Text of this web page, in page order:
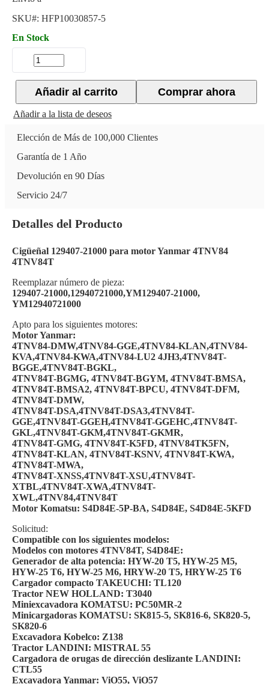
SKU#: HFP10030857-5
En Stock
Comprar ahora
Añadir al carrito
Añadir a la lista de deseos
Elección de Más de 100,000 Clientes
Garantía de 1 Año
Devolución en 90 Días
Servicio 24/7
Detalles del Producto
Cigüeñal 129407-21000 para motor Yanmar 4TNV84
4TNV84T
Reemplazar número de pieza:
129407-21000,12940721000,YM129407-21000,
YM12940721000
Apto para los siguientes motores:
Motor Yanmar:
4TNV84-DMW,4TNV84-GGE,4TNV84-KLAN,4TNV84-
KVA,4TNV84-KWA,4TNV84-LU2 4JH3,4TNV84T-
BGGE,4TNV84T-BGKL,
4TNV84T-BGMG, 4TNV84T-BGYM, 4TNV84T-BMSA,
4TNV84T-BMSA2, 4TNV84T-BPCU, 4TNV84T-DFM,
4TNV84T-DMW,
4TNV84T-DSA,4TNV84T-DSA3,4TNV84T-
GGE,4TNV84T-GGEH,4TNV84T-GGEHC,4TNV84T-
GKL,4TNV84T-GKM,4TNV84T-GKMR,
4TNV84T-GMG, 4TNV84T-K5FD, 4TNV84TK5FN,
4TNV84T-KLAN, 4TNV84T-KSNV, 4TNV84T-KWA,
4TNV84T-MWA,
4TNV84T-XNSS,4TNV84T-XSU,4TNV84T-
XTBL,4TNV84T-XWA,4TNV84T-
XWL,4TNV84,4TNV84T
Motor Komatsu: S4D84E-5P-BA, S4D84E, S4D84E-5KFD
Solicitud:
Compatible con los siguientes modelos:
Modelos con motores 4TNV84T, S4D84E:
Generador de alta potencia: HYW-20 T5, HYW-25 M5,
HYW-25 T6, HYW-25 M6, HRYW-20 T5, HRYW-25 T6
Cargador compacto TAKEUCHI: TL120
Tractor NEW HOLLAND: T3040
Miniexcavadora KOMATSU: PC50MR-2
Minicargadoras KOMATSU: SK815-5, SK816-6, SK820-5,
SK820-6
Excavadora Kobelco: Z138
Tractor LANDINI: MISTRAL 55
Cargadora de orugas de dirección deslizante LANDINI:
CTL55
Excavadora Yanmar: ViO55, ViO57